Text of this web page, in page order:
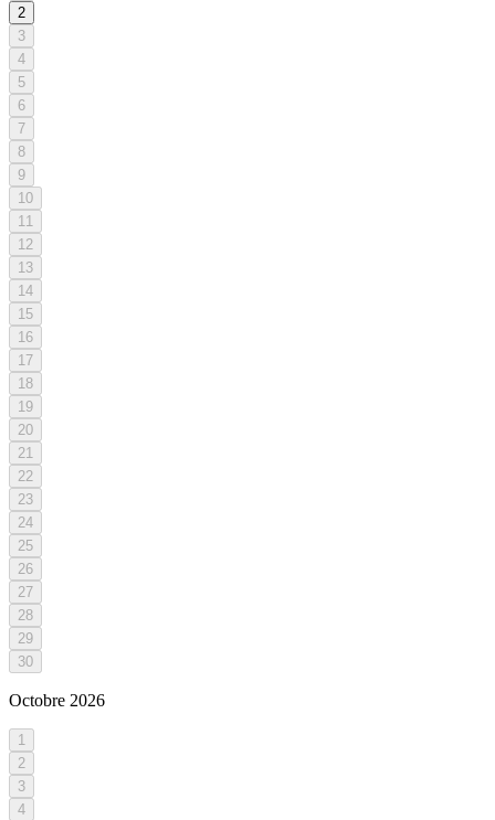
2
3
4
5
6
7
8
9
10
11
12
13
14
15
16
17
18
19
20
21
22
23
24
25
26
27
28
29
30
Octobre 2026
1
2
3
4